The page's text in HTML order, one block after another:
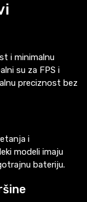
i minimalnu
su za FPS i
preciznost bez
i
modeli imaju
bateriju.